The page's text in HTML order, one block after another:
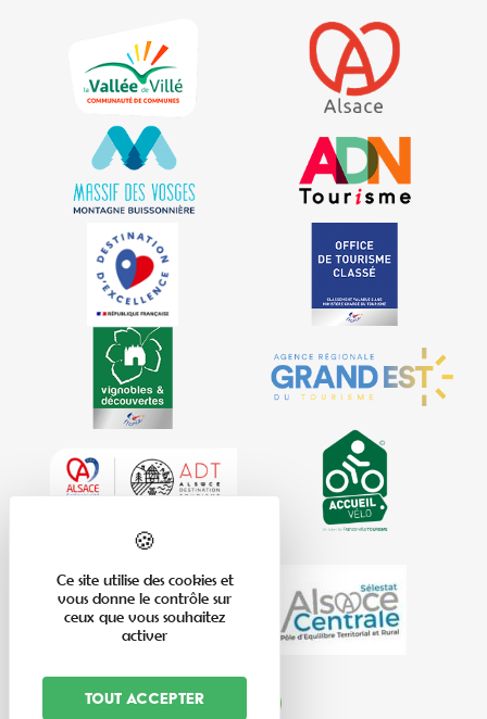
Ce site utilise des cookies et
vous donne le contrôle sur
ceux que vous souhaitez
activer
Tout accepter